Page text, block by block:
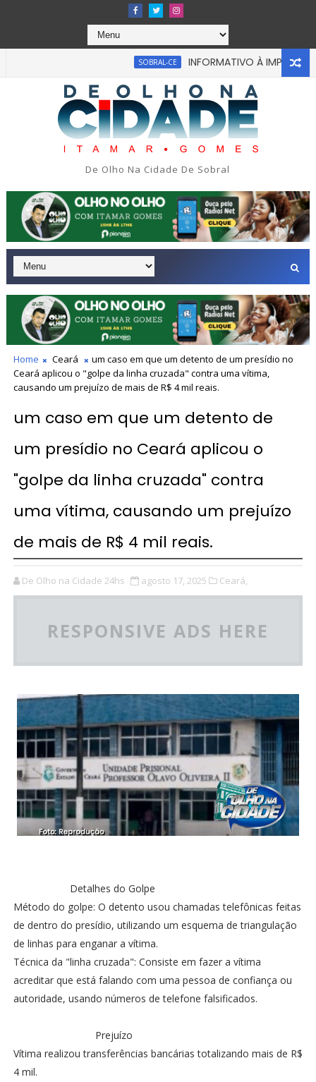
SOBRAL-CE INFORMATIVO À IMPRENSA
em tragédia na tarde da última segunda-feira 13/07/2026
De Olho Na Cidade De Sobral
Home Ceará
um caso em que um detento de um presídio no
Ceará aplicou o "golpe da linha cruzada" contra uma vítima,
causando um prejuízo de mais de R$ 4 mil reais.
um caso em que um detento de
um presídio no Ceará aplicou o
"golpe da linha cruzada" contra
uma vítima, causando um prejuízo
de mais de R$ 4 mil reais.
De Olho na Cidade 24hs agosto 17, 2025 Ceará,
RESPONSIVE ADS HERE
Detalhes do Golpe
Método do golpe: O detento usou chamadas telefônicas feitas
de dentro do presídio, utilizando um esquema de triangulação
de linhas para enganar a vítima.
Técnica da "linha cruzada": Consiste em fazer a vítima
acreditar que está falando com uma pessoa de confiança ou
autoridade, usando números de telefone falsificados.
Prejuízo
Vítima realizou transferências bancárias totalizando mais de R$
4 mil.